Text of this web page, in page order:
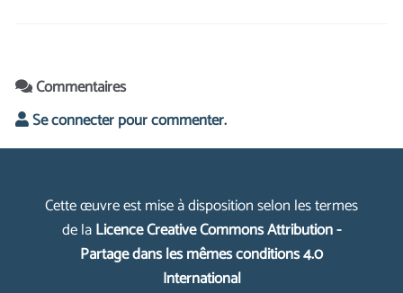
Commentaires
Se connecter pour commenter.
Cette œuvre est mise à disposition selon les termes
de laLicence Creative Commons Attribution -
Partage dans les mêmes conditions 4.0
International